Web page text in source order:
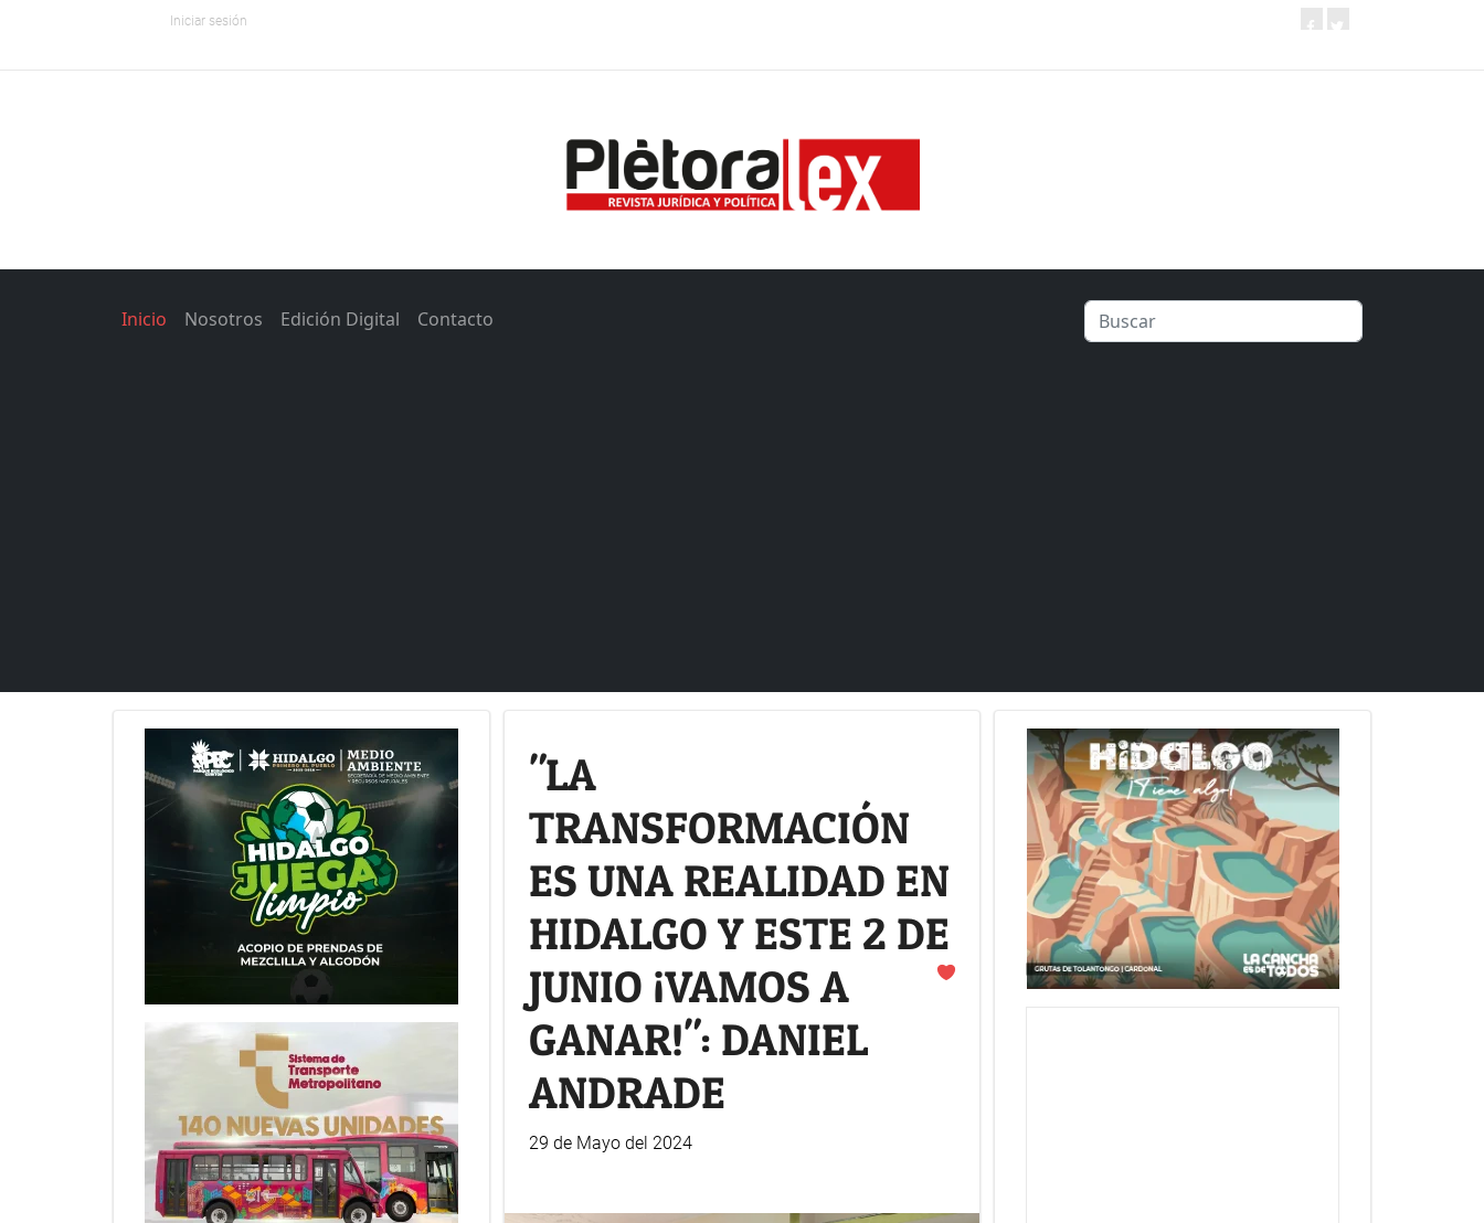
Iniciar sesión
Inicio Nosotros Edición Digital Contacto
"LA
TRANSFORMACIÓN
ES UNA REALIDAD EN
HIDALGO Y ESTE 2 DE
JUNIO ¡VAMOS A
GANAR!": DANIEL
ANDRADE
29 de Mayo del 2024